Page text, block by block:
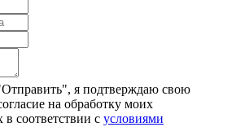
я подтверждаю свою
на обработку моих
соответствии с условиями